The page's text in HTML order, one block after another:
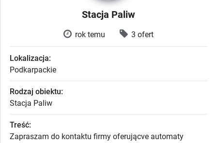
Stacja Paliw
rok temu 3 ofert
Lokalizacja:
Podkarpackie
Rodzaj obiektu:
Stacja Paliw
Treść:
Zapraszam do kontaktu firmy oferującve automaty